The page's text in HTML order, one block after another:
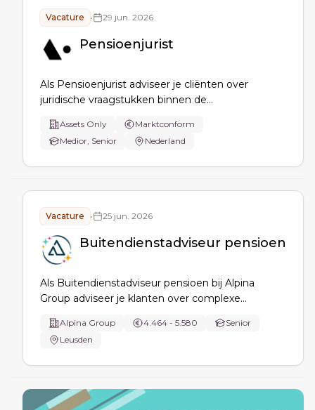
Vacature • 29 jun. 2026
Pensioenjurist
Als Pensioenjurist adviseer je cliënten over
juridische vraagstukken binnen de
pensioenen (Wtp). Je stelt juridische documenten
op, begeleidt cliënten bij toezichthouders en
Assets Only
Marktconform
Medior, Senior
Nederland
Vacature • 25 jun. 2026
Buitendienstadviseur pensioen
Als Buitendienstadviseur pensioen bij Alpina
Group adviseer je klanten over complexe
eigen portefeuille, ben je inhoudelijk
aanspreekpunt/mentor voor collega’s en verbeter
Alpina Group 4.464 - 5.580
Senior
Leusden